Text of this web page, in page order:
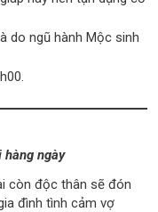
do ngũ hành Mộc sinh
ngày
còn độc thân sẽ đón
đình tình cảm vợ